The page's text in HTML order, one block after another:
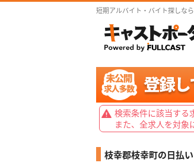
短期アルバイト・バイト探しな
検索条件に該当する
また、全求人を対象
枝幸郡枝幸町の日払